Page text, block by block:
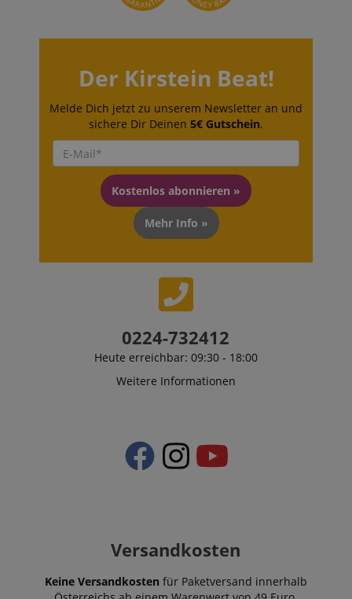
Der Kirstein Beat!
Melde Dich jetzt zu unserem Newsletter an und
sichere Dir Deinen 5€ Gutschein.
Kostenlos abonnieren »
Mehr Info »
0224-732412
Heute erreichbar: 09:30 - 18:00
Weitere Informationen
Versandkosten
Keine Versandkosten für Paketversand innerhalb